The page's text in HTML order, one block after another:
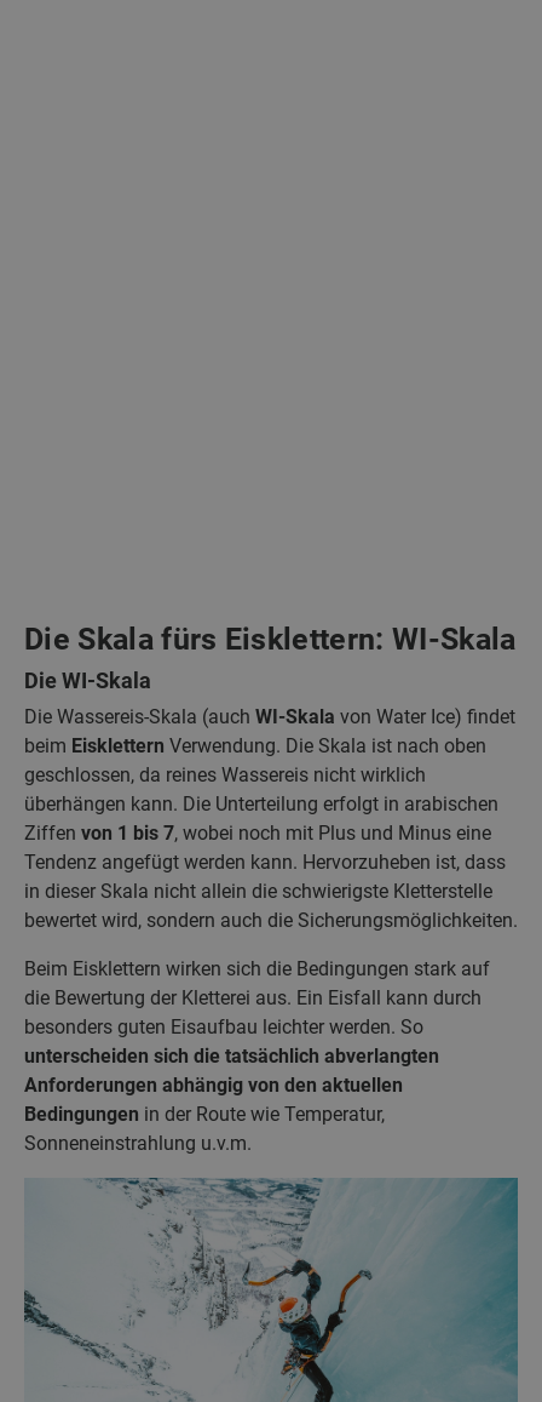
Die Skala fürs Eisklettern: WI-Skala
Die WI-Skala
Die Wassereis-Skala (auch WI-Skala von Water Ice) findet
beim Eisklettern Verwendung. Die Skala ist nach oben
geschlossen, da reines Wassereis nicht wirklich
überhängen kann. Die Unterteilung erfolgt in arabischen
Ziffen von 1 bis 7, wobei noch mit Plus und Minus eine
Tendenz angefügt werden kann. Hervorzuheben ist, dass
in dieser Skala nicht allein die schwierigste Kletterstelle
bewertet wird, sondern auch die Sicherungsmöglichkeiten.
Beim Eisklettern wirken sich die Bedingungen stark auf
die Bewertung der Kletterei aus. Ein Eisfall kann durch
besonders guten Eisaufbau leichter werden. So
unterscheiden sich die tatsächlich abverlangten
Anforderungen abhängig von den aktuellen
Bedingungen in der Route wie Temperatur,
Sonneneinstrahlung u.v.m.